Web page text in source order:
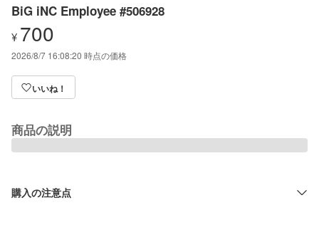
BiG iNC Employee #506928
¥ 700
2026/8/7 16:08:20 時点の価格
いいね！
商品の説明
購入の注意点